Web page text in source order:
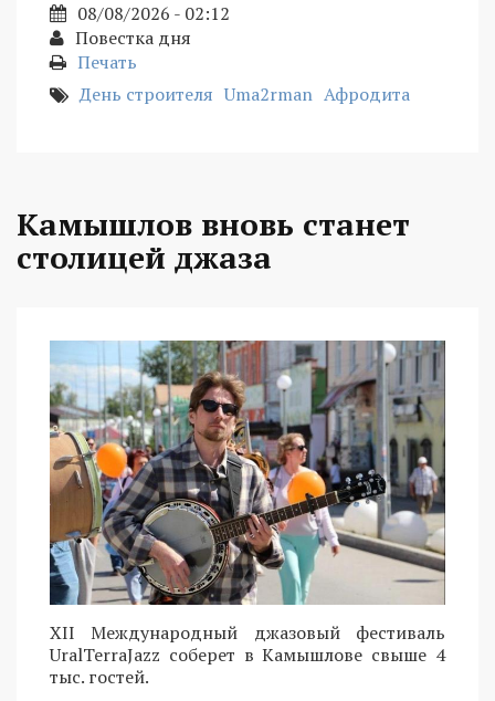
08/08/2026 - 02:12
Повестка дня
Печать
День строителя Uma2rman Афродита
Камышлов вновь станет
столицей джаза
XII Международный джазовый фестиваль
UralTerraJazz соберет в Камышлове свыше 4
тыс. гостей.